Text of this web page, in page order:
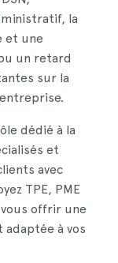
la
et une
un retard
sur la
dédié à la
et
avec
TPE, PME
offrir une
à vos